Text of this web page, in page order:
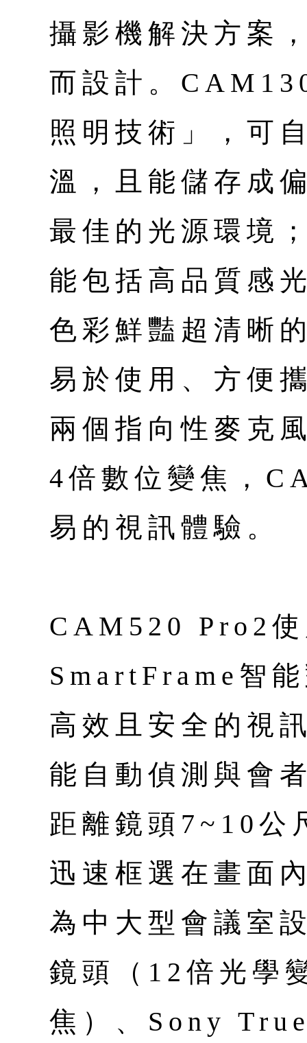
攝影機解決方案
而設計。
照明技術」，可
溫，且能儲存成
最佳的光源環境
能包括高品質感
色彩鮮豔超清晰
易於使用、方便
兩個指向性麥克
4倍數位變焦，
易的視訊體驗。
CAM520 Pro2
SmartFrame智
高效且安全的視
能自動偵測與會
距離鏡頭7~10公
迅速框選在畫面
為中大型會議室
鏡頭（12倍光學
焦）、Sony